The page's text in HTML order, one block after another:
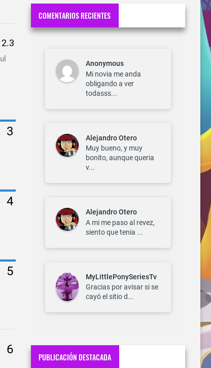
COMENTARIOS RECIENTES
Anonymous
Mi novia me anda
obligando a ver
todasss...
Alejandro Otero
Muy bueno, y muy
bonito, aunque queria
v...
Alejandro Otero
A mi me paso al revez,
siento que tenia ...
MyLittlePonySeriesTv
Gracias por avisar si se
cayó el sitio d...
PUBLICACIÓN DESTACADA